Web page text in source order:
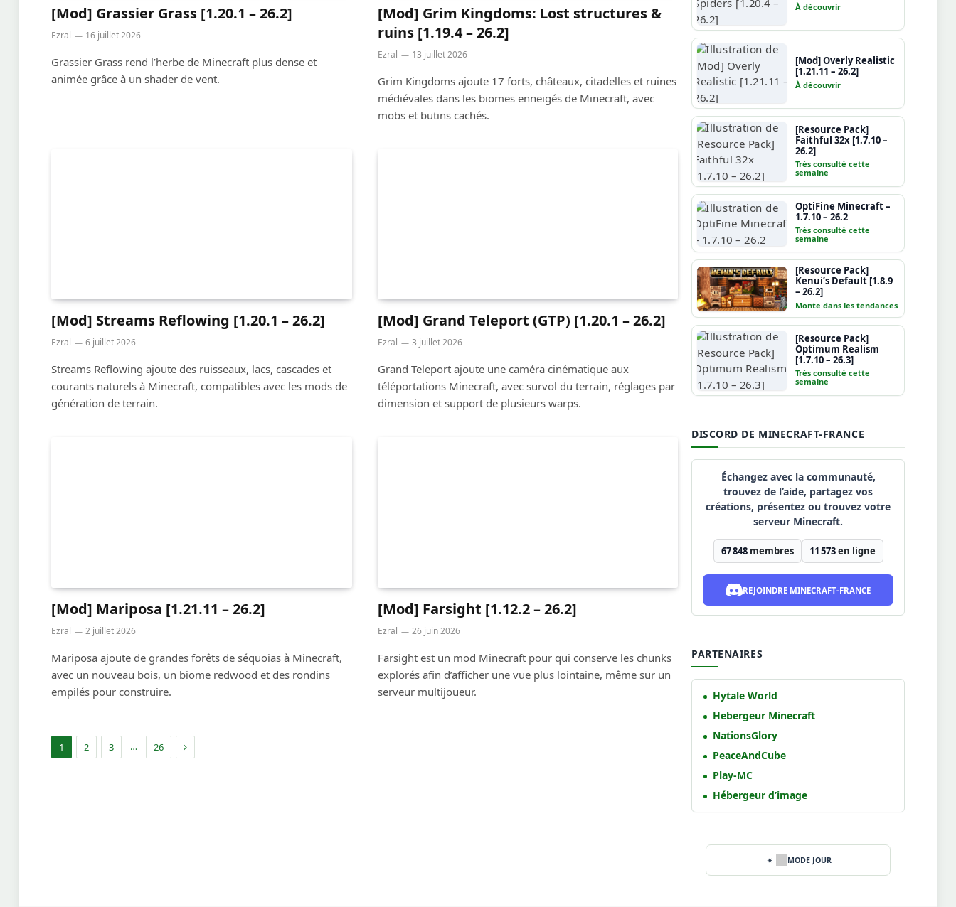
[Mod] Grassier Grass [1.20.1 – 26.2]
Ezral 16 juillet 2026
Grassier Grass rend l’herbe de Minecraft plus dense et
animée grâce à un shader de vent.
[Mod] Grim Kingdoms: Lost structures &
ruins [1.19.4 – 26.2]
Ezral 13 juillet 2026
Grim Kingdoms ajoute 17 forts, châteaux, citadelles et ruines
médiévales dans les biomes enneigés de Minecraft, avec
mobs et butins cachés.
[Mod] Streams Reflowing [1.20.1 – 26.2]
Ezral 6 juillet 2026
Streams Reflowing ajoute des ruisseaux, lacs, cascades et
courants naturels à Minecraft, compatibles avec les mods de
génération de terrain.
[Mod] Grand Teleport (GTP) [1.20.1 – 26.2]
Ezral 3 juillet 2026
Grand Teleport ajoute une caméra cinématique aux
téléportations Minecraft, avec survol du terrain, réglages par
dimension et support de plusieurs warps.
[Mod] Mariposa [1.21.11 – 26.2]
Ezral 2 juillet 2026
Mariposa ajoute de grandes forêts de séquoias à Minecraft,
avec un nouveau bois, un biome redwood et des rondins
empilés pour construire.
[Mod] Farsight [1.12.2 – 26.2]
Ezral 26 juin 2026
Farsight est un mod Minecraft pour qui conserve les chunks
explorés afin d’afficher une vue plus lointaine, même sur un
serveur multijoueur.
1 2 3 … 26 Suivant
À découvrir
[Mod] Overly Realistic
[1.21.11 – 26.2]
À découvrir
[Resource Pack]
Faithful 32x [1.7.10 –
26.2]
Très consulté cette
semaine
OptiFine Minecraft –
1.7.10 – 26.2
Très consulté cette
semaine
[Resource Pack]
Kenui’s Default [1.8.9
– 26.2]
Monte dans les tendances
[Resource Pack]
Optimum Realism
[1.7.10 – 26.3]
Très consulté cette
semaine
DISCORD DE MINECRAFT-FRANCE
Échangez avec la communauté,
trouvez de l’aide, partagez vos
créations, présentez ou trouvez votre
serveur Minecraft.
67 848membres 11 573en ligne
REJOINDRE MINECRAFT-FRANCE
PARTENAIRES
Hytale World
Hebergeur Minecraft
NationsGlory
PeaceAndCube
Play-MC
Hébergeur d’image
MODE JOUR